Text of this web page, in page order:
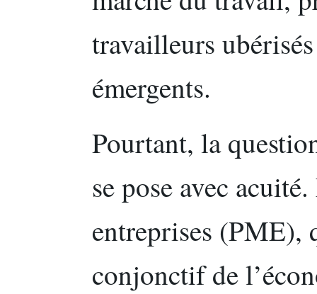
travailleurs
émergents.
Pourtant, la
se pose avec
entreprises (PME),
conjonctif de